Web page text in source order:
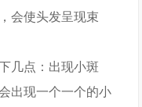
会使头发呈现束
几点：出现小斑
出现一个一个的小